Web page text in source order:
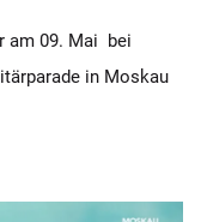
am 09. Mai bei
in Moskau